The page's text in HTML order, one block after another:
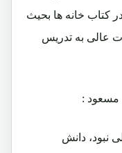
کتاب خانه ها بحیث
عالی به تدریس
مسعود :
نبود، دانش